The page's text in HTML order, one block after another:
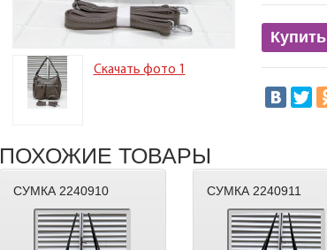
Скачать фото 1
Купить
ПОХОЖИЕ ТОВАРЫ
СУМКА 2240910 СУМКА 2240911